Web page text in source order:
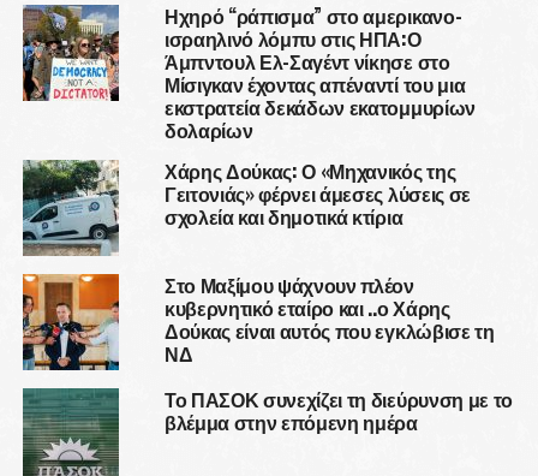
Ηχηρό “ράπισμα” στο αμερικανο-
ισραηλινό λόμπυ στις ΗΠΑ:Ο
Άμπντουλ Ελ-Σαγέντ νίκησε στο
Μίσιγκαν έχοντας απέναντί του μια
εκστρατεία δεκάδων εκατομμυρίων
δολαρίων
Χάρης Δούκας: Ο «Μηχανικός της
Γειτονιάς» φέρνει άμεσες λύσεις σε
σχολεία και δημοτικά κτίρια
Στο Μαξίμου ψάχνουν πλέον
κυβερνητικό εταίρο και ..ο Χάρης
Δούκας είναι αυτός που εγκλώβισε τη
ΝΔ
Το ΠΑΣΟΚ συνεχίζει τη διεύρυνση με το
βλέμμα στην επόμενη ημέρα